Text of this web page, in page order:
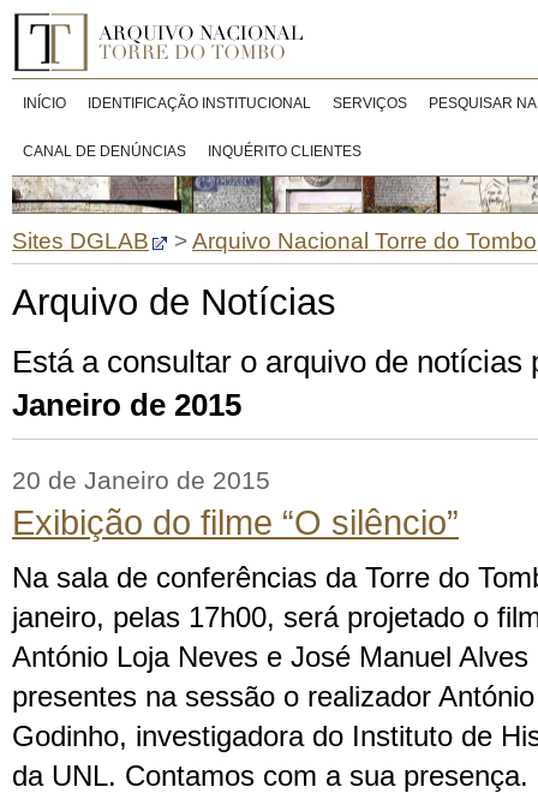
INÍCIO IDENTIFICAÇÃO INSTITUCIONAL SERVIÇOS PESQUISAR
CANAL DE DENÚNCIAS INQUÉRITO CLIENTES
Sites DGLAB >Arquivo Nacional Torre do Tombo
Arquivo de Notícias
Está a consultar o arquivo de notícias
Janeiro de 2015
20 de Janeiro de 2015
Exibição do filme “O silêncio”
Na sala de conferências da Torre do
janeiro, pelas 17h00, será projetado o
António Loja Neves e José Manuel
presentes na sessão o realizador
Godinho, investigadora do Instituto de
da UNL. Contamos com a sua